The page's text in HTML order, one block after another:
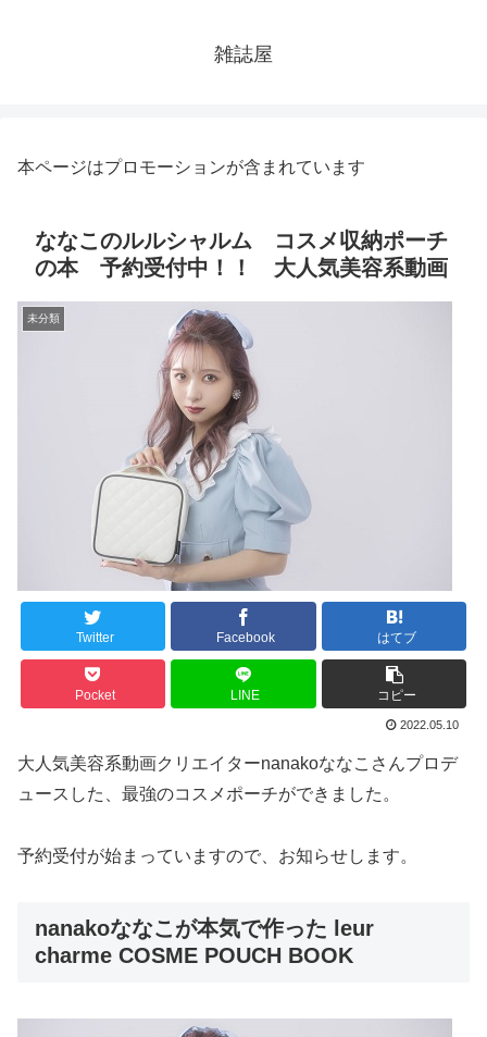
雑誌屋
本ページはプロモーションが含まれています
ななこのルルシャルム コスメ収納ポーチ
の本 予約受付中！！ 大人気美容系動画
未分類
Twitter Facebook はてブ
Pocket LINE コピー
2022.05.10
大人気美容系動画クリエイターnanakoななこさんプロデ
ュースした、最強のコスメポーチができました。
予約受付が始まっていますので、お知らせします。
nanakoななこが本気で作った leur
charme COSME POUCH BOOK